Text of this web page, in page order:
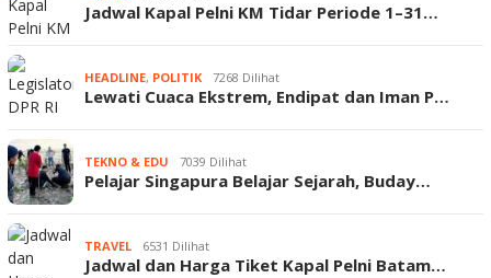
Jadwal Kapal Pelni KM Tidar Periode 1–31…
HEADLINE, POLITIK 7268 Dilihat
Lewati Cuaca Ekstrem, Endipat dan Iman P…
TEKNO & EDU 7039 Dilihat
Pelajar Singapura Belajar Sejarah, Buday…
TRAVEL 6531 Dilihat
Jadwal dan Harga Tiket Kapal Pelni Batam…